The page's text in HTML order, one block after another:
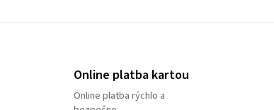
Online platba kartou
Online platba rýchlo a